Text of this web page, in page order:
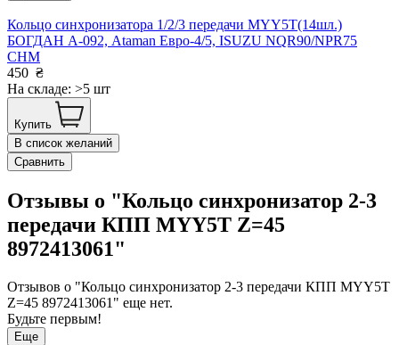
Кольцо синхронизатора 1/2/3 передачи MYY5T(14шл.)
БОГДАН А-092, Ataman Евро-4/5, ISUZU NQR90/NPR75
CHM
450 ₴
На складе: >5 шт
Купить
В список желаний
Сравнить
Отзывы о "Кольцо синхронизатор 2-3
передачи КПП MYY5T Z=45
8972413061"
Отзывов о "Кольцо синхронизатор 2-3 передачи КПП MYY5T
Z=45 8972413061" еще нет.
Будьте первым!
Еще